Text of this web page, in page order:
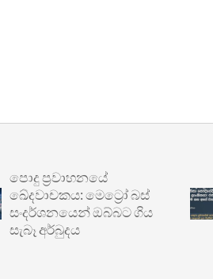
ප්‍රවාහනයේ
මෙට්‍රෝ බස්
ඔබ්බට ගිය
අර්බුදය